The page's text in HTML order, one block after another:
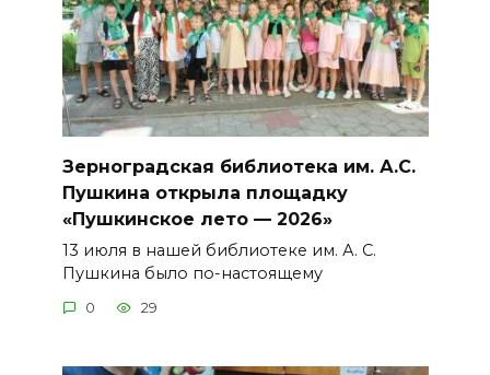
Зерноградская библиотека им. А.С.
Пушкина открыла площадку
«Пушкинское лето — 2026»
13 июля в нашей библиотеке им. А. С.
Пушкина было по-настоящему
0 29